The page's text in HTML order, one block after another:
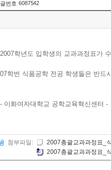
글번호 6087542
2007학년도 입학생의 교과과정표가
07학번 식품공학 전공 학생들은 반드
- 이화여자대학교 공학교육혁신센터 -
첨부파일:
2007총괄교과과정표_
2007총괄교과과정표_